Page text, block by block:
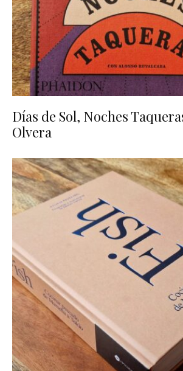
Días de Sol, Noches
Olvera